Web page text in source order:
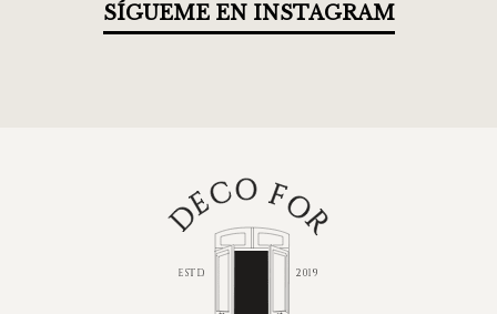
SÍGUEME EN INSTAGRAM